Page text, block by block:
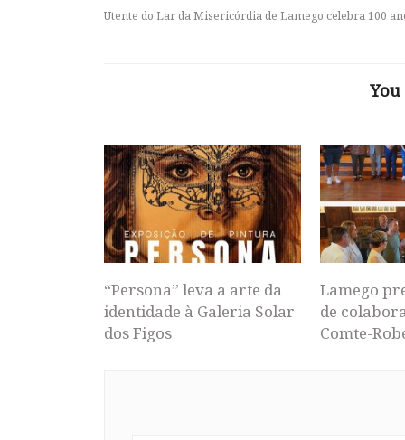
Utente do Lar da Misericórdia de Lamego celebra 100
“Persona” leva a arte da
identidade à Galeria Solar
dos Figos
Lamego
de
Comte-